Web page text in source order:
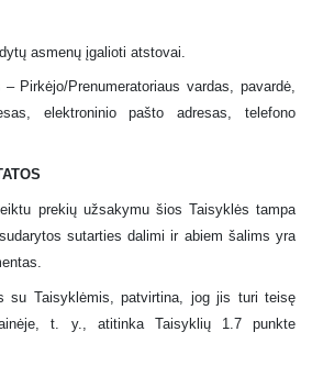
asmenų įgalioti atstovai.
– Pirkėjo/Prenumeratoriaus vardas, pavardė,
elektroninio pašto adresas, telefono
prekių užsakymu šios Taisyklės tampa
sutarties dalimi ir abiem šalims yra
su Taisyklėmis, patvirtina, jog jis turi teisę
t. y., atitinka Taisyklių 1.7 punkte